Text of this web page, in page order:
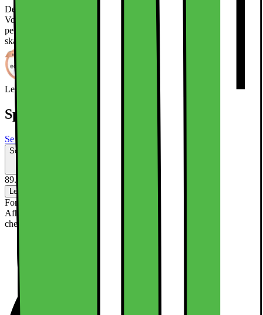
Det har aldrig været nemmere at specialtilpasse dit mobilcover.
Vores fantastiske Print Packs er indlæg, der er designet til at passe
perfekt mellem din telefon og et gennemsigtigt cover, så du kan
skabe et alsidigt og tilpasningsdygtigt look.
Leverandørens EcoVadis-score
Specifikationer
Se alle specifikationer
Solgt af
89.-
Levering
Forsendelse fra 19,-
Afhængig af område og kapacitet. Se alle leveringsmulighederne i
check-out